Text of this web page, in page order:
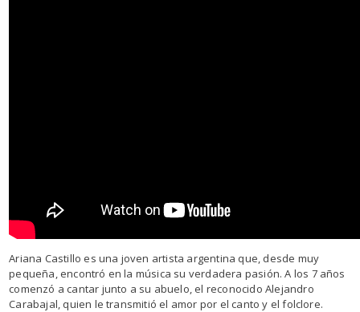
Ariana Castillo es una joven artista argentina que, desde muy
pequeña, encontró en la música su verdadera pasión. A los 7 años
comenzó a cantar junto a su abuelo, el reconocido Alejandro
Carabajal, quien le transmitió el amor por el canto y el folclore.